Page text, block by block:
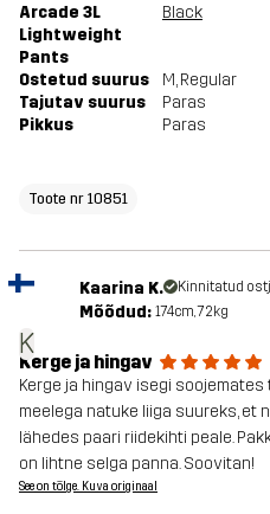
Arcade 3L
Lightweight
Pants
Black
Ostetud suurus M, Regular
Tajutav suurus
Paras
Pikkus
Paras
Toote nr 10851
K
Kaarina K. Kinnitatud
Mõõdud: 174cm, 72kg
Kerge ja hingav
Kerge ja hingav isegi
meelega natuke liiga suureks, et
lähedes paari riidekihti peale.
on lihtne selga panna. Soovitan!
See on tõlge. Kuva originaal